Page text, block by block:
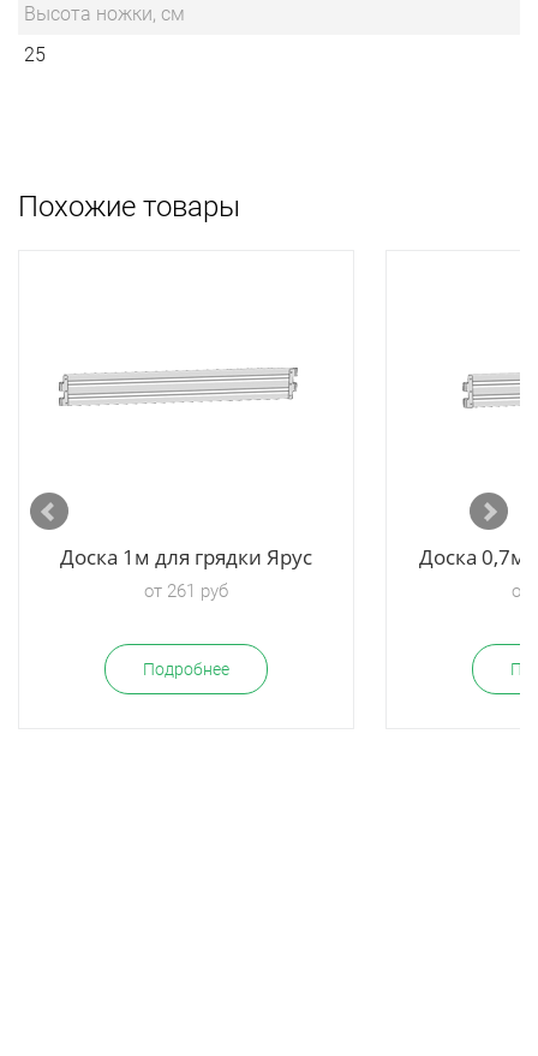
Высота ножки, см
25
Похожие товары
Доска 1м для грядки Ярус
от 261 руб
Подробнее
Доска 0,7м
от